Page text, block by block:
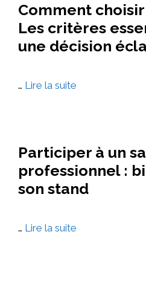
Comment
Les critères
une décision
… Lire la suite
Participer à un
professionnel :
son stand
… Lire la suite